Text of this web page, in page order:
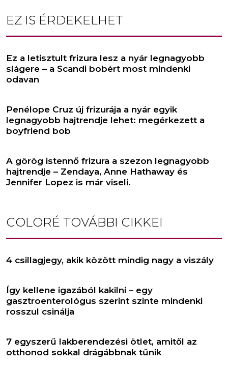
EZ IS ÉRDEKELHET
Ez a letisztult frizura lesz a nyár legnagyobb
slágere – a Scandi bobért most mindenki
odavan
Penélope Cruz új frizurája a nyár egyik
legnagyobb hajtrendje lehet: megérkezett a
boyfriend bob
A görög istennő frizura a szezon legnagyobb
hajtrendje – Zendaya, Anne Hathaway és
Jennifer Lopez is már viseli.
COLORÉ TOVÁBBI CIKKEI
4 csillagjegy, akik között mindig nagy a viszály
Így kellene igazából kakilni – egy
gasztroenterológus szerint szinte mindenki
rosszul csinálja
7 egyszerű lakberendezési ötlet, amitől az
otthonod sokkal drágábbnak tűnik